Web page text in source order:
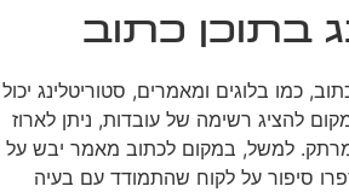
בתוכן כתוב
כמו בלוגים ומאמרים, סטוריטלינג יכול
להציג רשימה של עובדות, ניתן לארוז
למשל, במקום לכתוב מאמר יבש על
סיפור על לקוח שהתמודד עם בעיה